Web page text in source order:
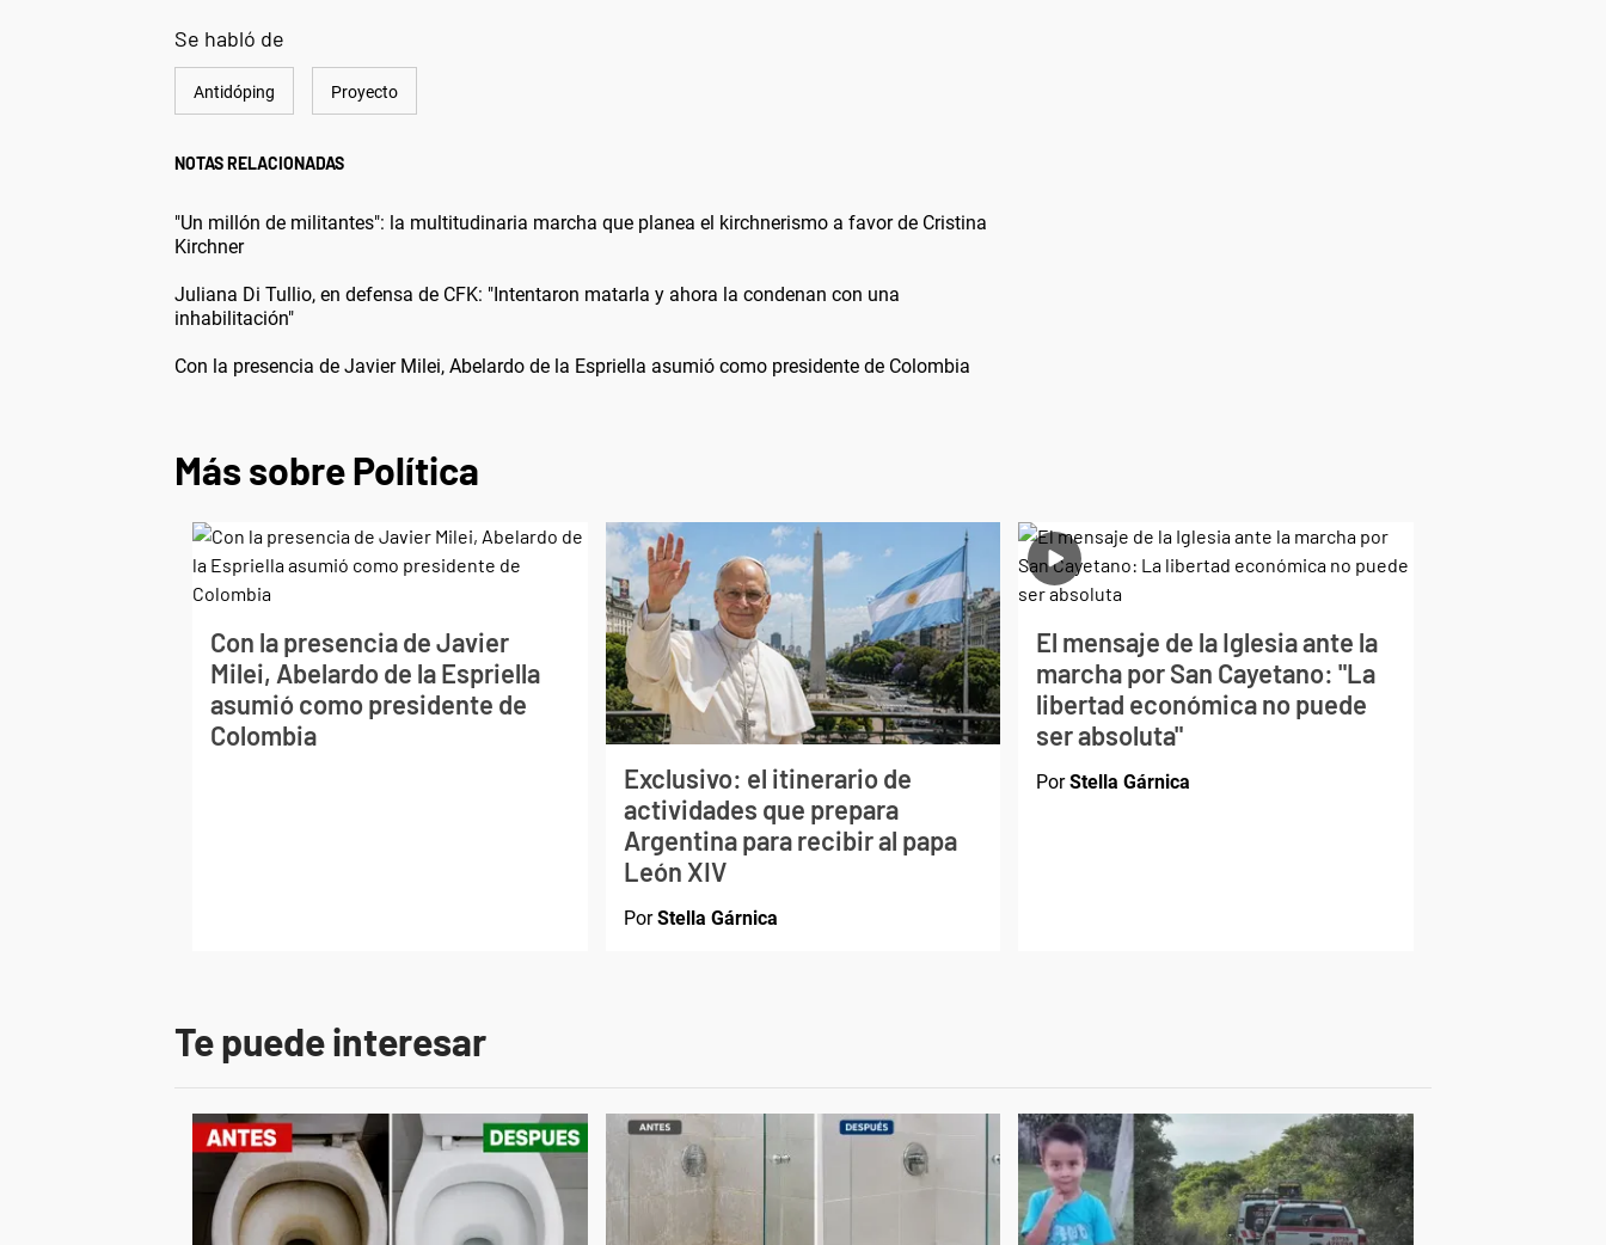
Se habló de
Antidóping Proyecto
NOTAS RELACIONADAS
"Un millón de militantes": la multitudinaria marcha que planea el kirchnerismo a favor de Cristina
Kirchner
Juliana Di Tullio, en defensa de CFK: "Intentaron matarla y ahora la condenan con una
inhabilitación"
Con la presencia de Javier Milei, Abelardo de la Espriella asumió como presidente de Colombia
Más sobre Política
Con la presencia de Javier
Milei, Abelardo de la Espriella
asumió como presidente de
Colombia
Exclusivo: el itinerario de
actividades que prepara
Argentina para recibir al papa
León XIV
PorStella Gárnica
El mensaje de la Iglesia ante la
marcha por San Cayetano: "La
libertad económica no puede
ser absoluta"
PorStella Gárnica
Te puede interesar